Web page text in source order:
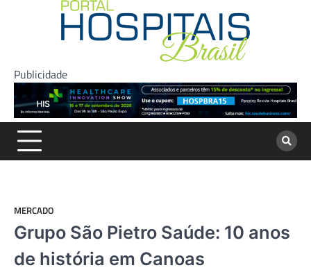
Publicidade
MERCADO
Grupo São Pietro Saúde: 10 anos
de história em Canoas